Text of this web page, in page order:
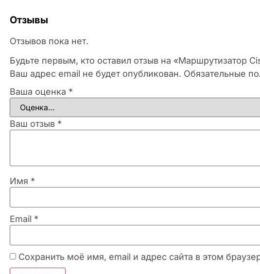
Отзывы
Отзывов пока нет.
Будьте первым, кто оставил отзыв на «Маршрутизатор
Ваш адрес email не будет опубликован. Обязательные
Ваша оценка *
Ваш отзыв *
Имя *
Email *
Сохранить моё имя, email и адрес сайта в этом